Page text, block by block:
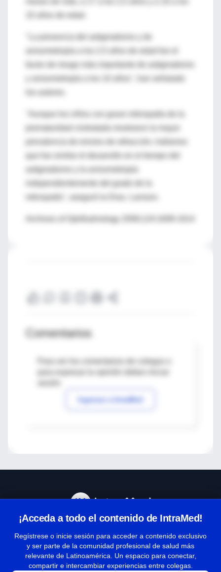
"La presencia del astigmatismo y de
factor de riesgo más importante de astigmatismo
"Aunque los niños con grave retinopatía de la
prematuridad criotratada mostraron la mayor
que fue similar el desarrollo en el tiempo del
astigmatismo y la anisometropía
retinopatía", aseguró la Dras. Larsson.
Archives of Ophthalmology 2006;124:1608-1614
Comentarios
Para ver los comentarios de colegas o
Ingresar a IntraMed
¡Acceda a todo el contenido de IntraMed!
Regístrese o inicie sesión para acceder a contenido exclusivo
y ser parte de la comunidad profesional de salud más
relevante de Latinoamérica. Un espacio para conectar,
compartir e intercambiar experiencias entre colegas.
Términos y condiciones